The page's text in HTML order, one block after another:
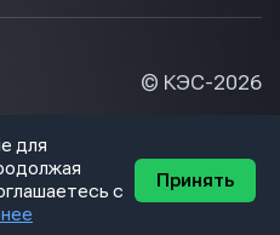
© КЭС-2026
для
с
Принять